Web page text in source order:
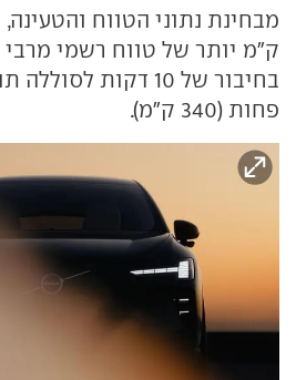
פחות (340 ק"מ).